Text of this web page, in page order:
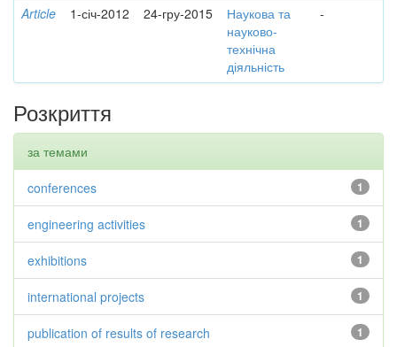
Article 1-січ-2012 24-гру-2015
Наукова та
науково-
технічна
діяльність
-
Розкриття
за темами
1
conferences
1
engineering activities
1
exhibitions
1
international projects
1
publication of results of research